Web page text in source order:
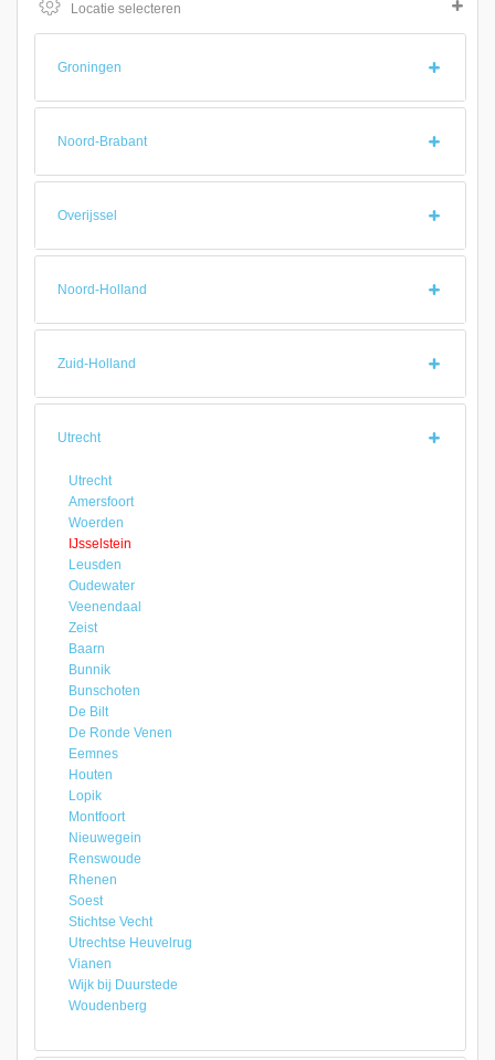
Locatie selecteren
Groningen
Noord-Brabant
Overijssel
Noord-Holland
Zuid-Holland
Utrecht
Utrecht
Amersfoort
Woerden
IJsselstein
Leusden
Oudewater
Veenendaal
Zeist
Baarn
Bunnik
Bunschoten
De Bilt
De Ronde Venen
Eemnes
Houten
Lopik
Montfoort
Nieuwegein
Renswoude
Rhenen
Soest
Stichtse Vecht
Utrechtse Heuvelrug
Vianen
Wijk bij Duurstede
Woudenberg